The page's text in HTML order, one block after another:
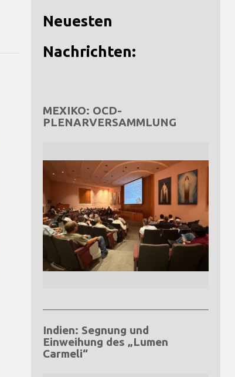
Neuesten
Nachrichten:
MEXIKO: OCD-
PLENARVERSAMMLUNG
Indien: Segnung und
Einweihung des „Lumen
Carmeli“